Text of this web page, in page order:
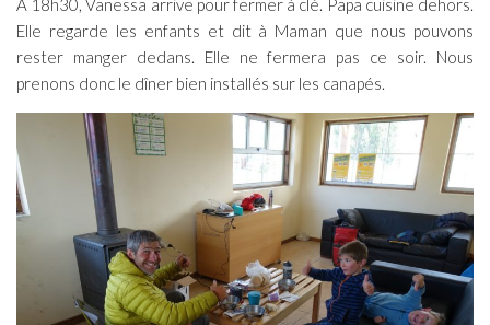
A 18h30, Vanessa arrive pour fermer à clé. Papa cuisine dehors.
Elle regarde les enfants et dit à Maman que nous pouvons
rester manger dedans. Elle ne fermera pas ce soir. Nous
prenons donc le dîner bien installés sur les canapés.